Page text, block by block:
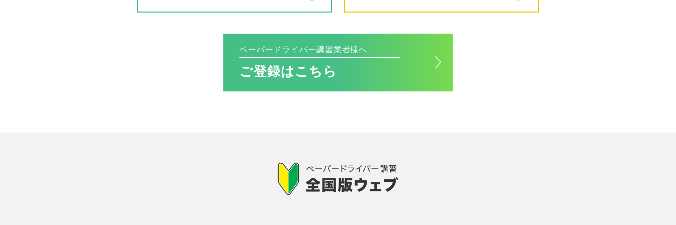
ペーパードライバー講習業者様へ
ご登録はこちら